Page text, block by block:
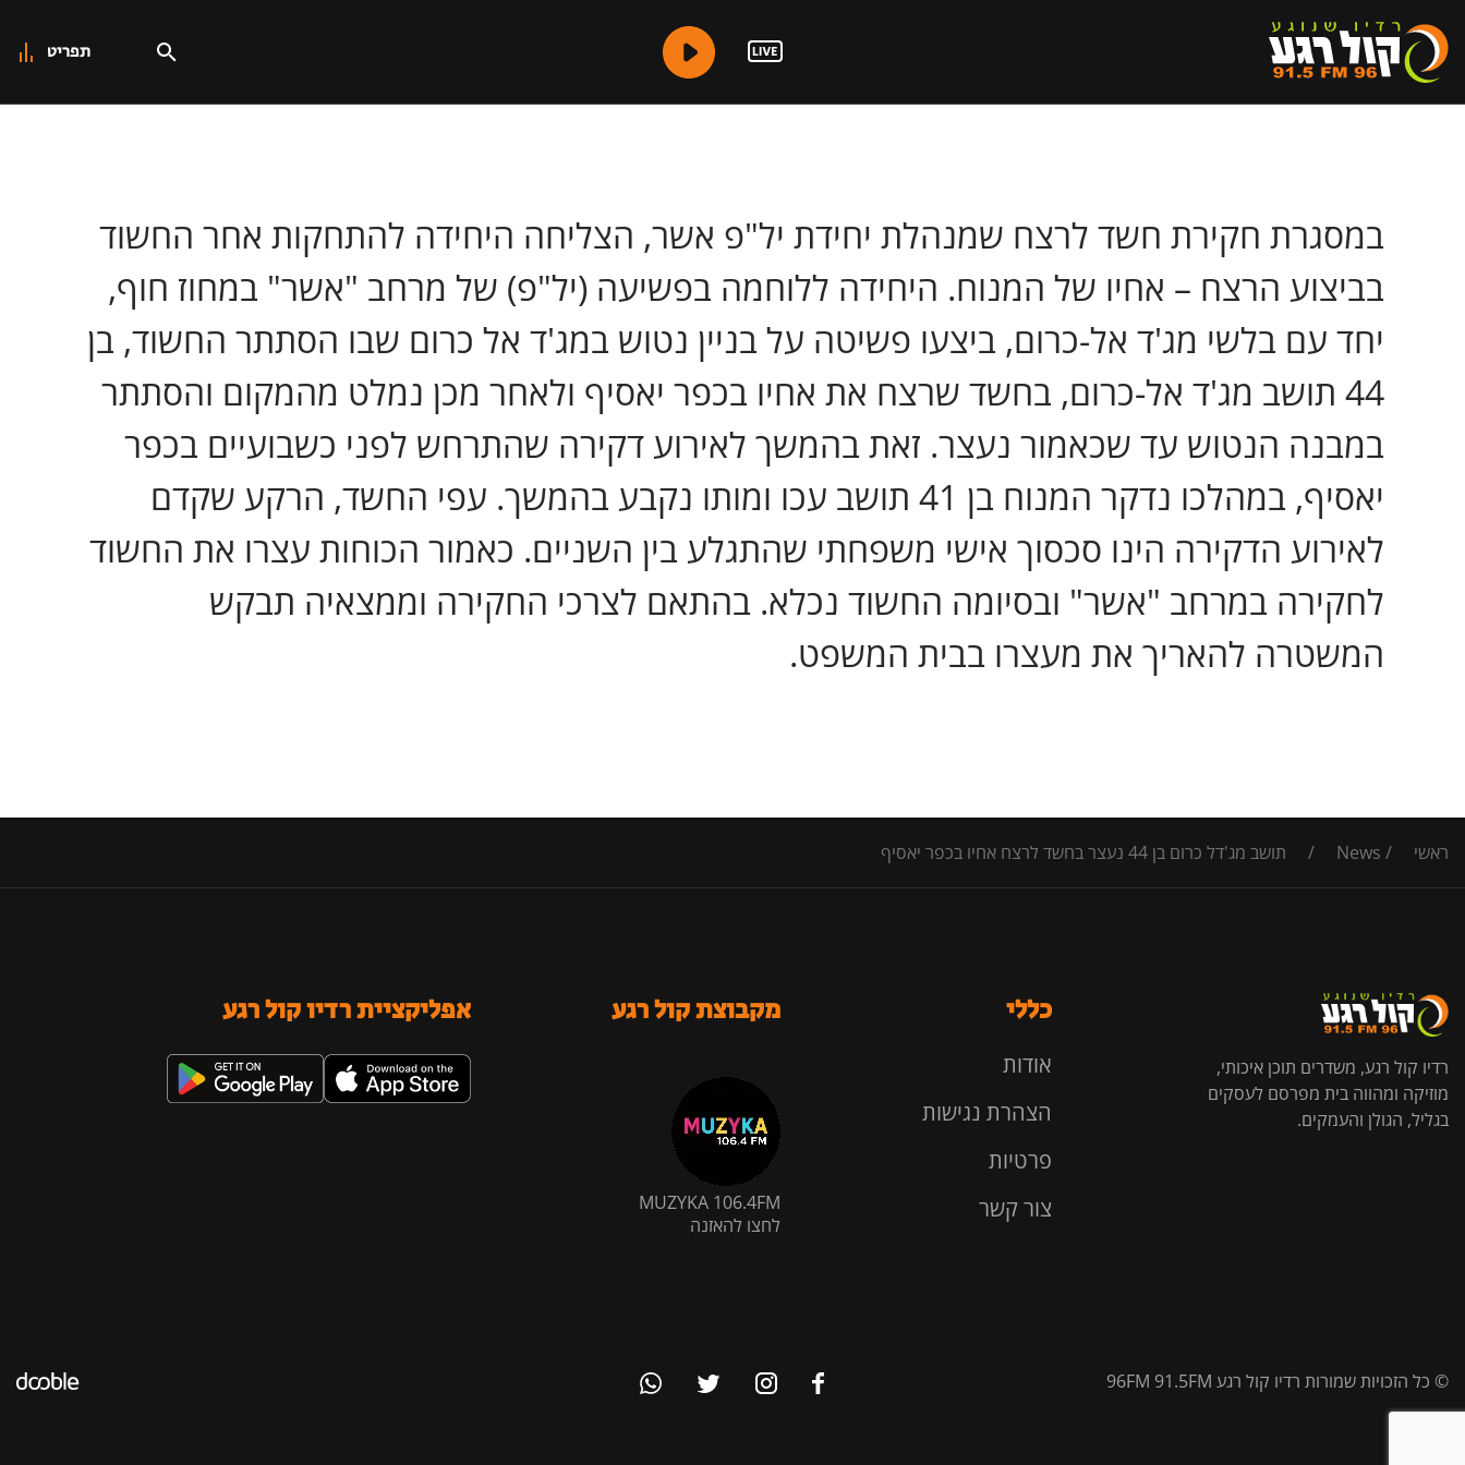
תפריט
במסגרת חקירת חשד לרצח שמנהלת יחידת יל"פ אשר, הצליחה היחידה להתחקות אחר החשוד
בביצוע הרצח – אחיו של המנוח. היחידה ללוחמה בפשיעה (יל"פ) של מרחב "אשר" במחוז חוף,
יחד עם בלשי מג'ד אל-כרום, ביצעו פשיטה על בניין נטוש במג'ד אל כרום שבו הסתתר החשוד, בן
44 תושב מג'ד אל-כרום, בחשד שרצח את אחיו בכפר יאסיף ולאחר מכן נמלט מהמקום והסתתר
במבנה הנטוש עד שכאמור נעצר. זאת בהמשך לאירוע דקירה שהתרחש לפני כשבועיים בכפר
יאסיף, במהלכו נדקר המנוח בן 41 תושב עכו ומותו נקבע בהמשך. עפי החשד, הרקע שקדם
לאירוע הדקירה הינו סכסוך אישי משפחתי שהתגלע בין השניים. כאמור הכוחות עצרו את החשוד
לחקירה במרחב "אשר" ובסיומה החשוד נכלא. בהתאם לצרכי החקירה וממצאיה תבקש
המשטרה להאריך את מעצרו בבית המשפט.
ראשי /
News
/ תושב מג'דל כרום בן 44 נעצר בחשד לרצח אחיו בכפר יאסיף
רדיו קול רגע, משדרים תוכן איכותי,
מוזיקה ומהווה בית מפרסם לעסקים
בגליל, הגולן והעמקים.
כללי
אודות
הצהרת נגישות
פרטיות
צור קשר
מקבוצת קול רגע
MUZYKA 106.4FM
לחצו להאזנה
אפליקציית רדיו קול רגע
© כל הזכויות שמורות רדיו קול רגע 96FM 91.5FM